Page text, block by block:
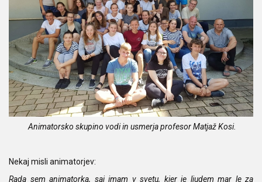
Animatorsko skupino vodi in usmerja profesor Matjaž Kosi.
Nekaj misli animatorjev:
Rada sem animatorka, saj imam v svetu, kjer je ljudem mar le za